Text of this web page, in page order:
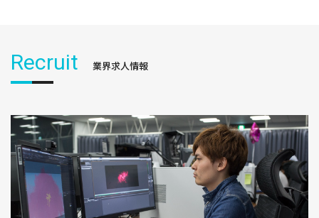
Recruit 業界求人情報